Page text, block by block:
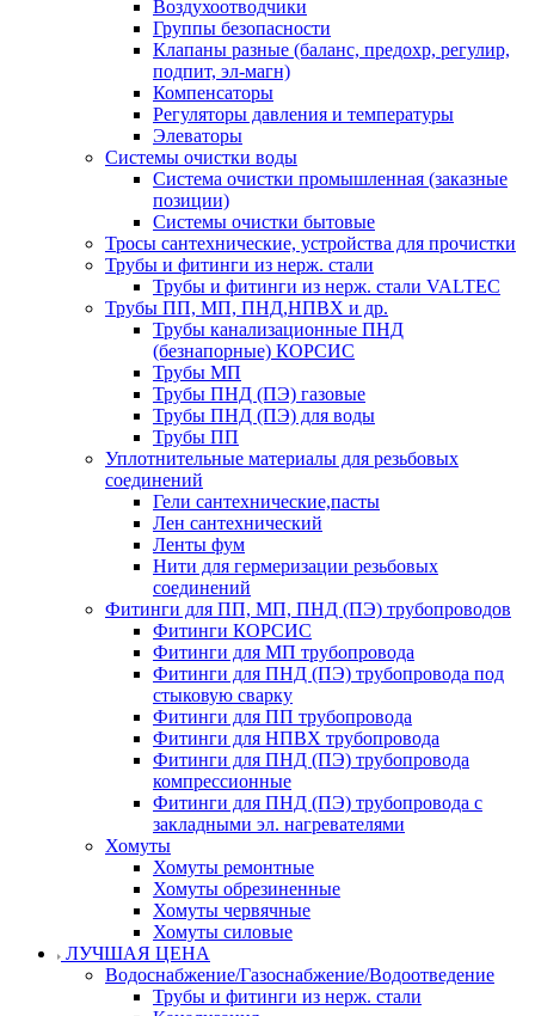
Воздухоотводчики
Группы безопасности
Клапаны разные (баланс, предохр, регулир,
подпит, эл-магн)
Компенсаторы
Регуляторы давления и температуры
Элеваторы
Системы очистки воды
Система очистки промышленная (заказные
позиции)
Системы очистки бытовые
Тросы сантехнические, устройства для прочистки
Трубы и фитинги из нерж. стали
Трубы и фитинги из нерж. стали VALTEC
Трубы ПП, МП, ПНД,НПВХ и др.
Трубы канализационные ПНД
(безнапорные) КОРСИС
Трубы МП
Трубы ПНД (ПЭ) газовые
Трубы ПНД (ПЭ) для воды
Трубы ПП
Уплотнительные материалы для резьбовых
соединений
Гели сантехнические,пасты
Лен сантехнический
Ленты фум
Нити для гермеризации резьбовых
соединений
Фитинги для ПП, МП, ПНД (ПЭ) трубопроводов
Фитинги КОРСИС
Фитинги для МП трубопровода
Фитинги для ПНД (ПЭ) трубопровода под
стыковую сварку
Фитинги для ПП трубопровода
Фитинги для НПВХ трубопровода
Фитинги для ПНД (ПЭ) трубопровода
компрессионные
Фитинги для ПНД (ПЭ) трубопровода с
закладными эл. нагревателями
Хомуты
Хомуты ремонтные
Хомуты обрезиненные
Хомуты червячные
Хомуты силовые
ЛУЧШАЯ ЦЕНА
Водоснабжение/Газоснабжение/Водоотведение
Трубы и фитинги из нерж. стали